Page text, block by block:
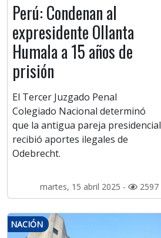
Perú: Condenan al
expresidente Ollanta
Humala a 15 años de
prisión
El Tercer Juzgado Penal
Colegiado Nacional determinó
que la antigua pareja presidencial
recibió aportes ilegales de
Odebrecht.
martes, 15 abril 2025 - 2597
NACIÓN